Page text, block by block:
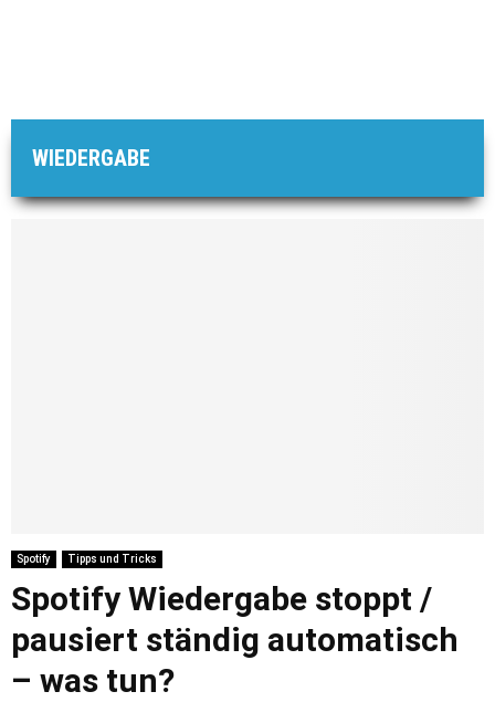
WIEDERGABE
Spotify Tipps und Tricks
Spotify Wiedergabe stoppt /
pausiert ständig automatisch
– was tun?